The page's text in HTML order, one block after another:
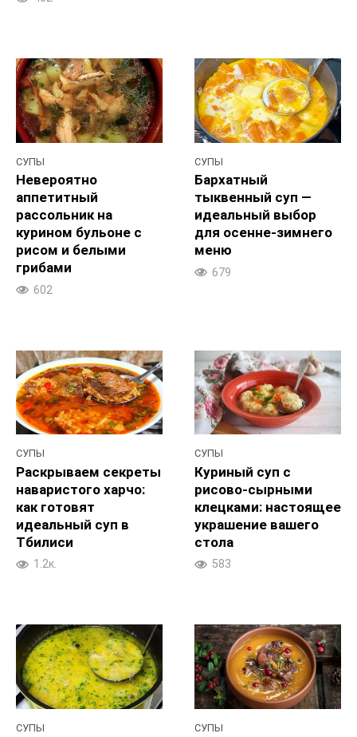
СУПЫ
Невероятно
аппетитный
рассольник на
курином бульоне с
рисом и белыми
грибами
602
СУПЫ
Бархатный
тыквенный суп —
идеальный выбор
для осенне-зимнего
меню
679
СУПЫ
Раскрываем секреты
наваристого харчо:
как готовят
идеальный суп в
Тбилиси
1.2к.
СУПЫ
Куриный суп с
рисово-сырными
клецками: настоящее
украшение вашего
стола
583
СУПЫ СУПЫ